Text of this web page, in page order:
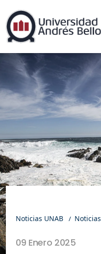
Noticias UNAB Noticias
09 Enero 2025